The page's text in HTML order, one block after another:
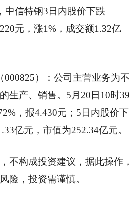
中信特钢3日内股价下跌
元，涨1%，成交额1.32亿
000825）：公司主营业务为不
生产、销售。5月20日10时39
，报4.430元；5日内股价下
亿元，市值为252.34亿元。
不构成投资建议，据此操作，
险，投资需谨慎。